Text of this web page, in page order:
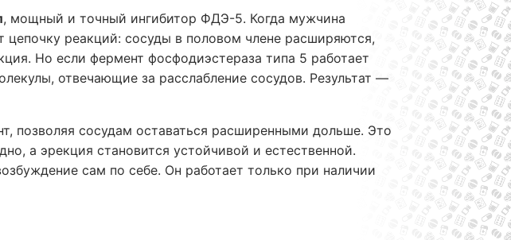
, мощный и точный ингибитор ФДЭ-5. Когда мужчина
цепочку реакций: сосуды в половом члене расширяются,
Но если фермент фосфодиэстераза типа 5 работает
отвечающие за расслабление сосудов. Результат —
позволяя сосудам оставаться расширенными дольше. Это
а эрекция становится устойчивой и естественной.
сам по себе. Он работает только при наличии